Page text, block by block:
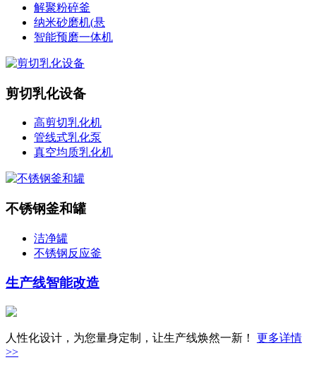
解聚粉碎釜
纳米砂磨机(悬
智能预磨一体机
剪切乳化设备
高剪切乳化机
管线式乳化泵
真空均质乳化机
不锈钢釜和罐
洁净罐
不锈钢反应釜
生产线智能改造
人性化设计，为您量身定制，让生产线焕然一新！ 更多详情
>>